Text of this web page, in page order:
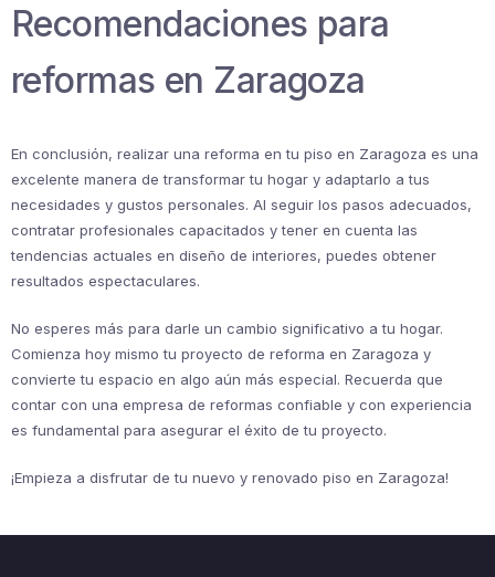
Recomendaciones para
reformas en Zaragoza
En conclusión, realizar una reforma en tu piso en Zaragoza es una
excelente manera de transformar tu hogar y adaptarlo a tus
necesidades y gustos personales. Al seguir los pasos adecuados,
contratar profesionales capacitados y tener en cuenta las
tendencias actuales en diseño de interiores, puedes obtener
resultados espectaculares.
No esperes más para darle un cambio significativo a tu hogar.
Comienza hoy mismo tu proyecto de reforma en Zaragoza y
convierte tu espacio en algo aún más especial. Recuerda que
contar con una empresa de reformas confiable y con experiencia
es fundamental para asegurar el éxito de tu proyecto.
¡Empieza a disfrutar de tu nuevo y renovado piso en Zaragoza!